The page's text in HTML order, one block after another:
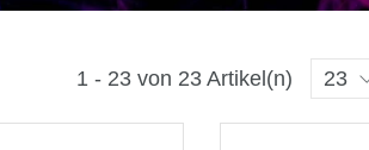
1 - 23 von 23 Artikel(n) 23